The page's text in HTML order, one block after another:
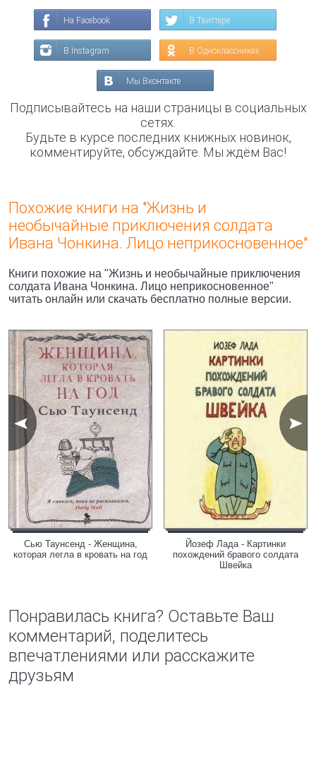
На Facebook В Твиттере
В Instagram В Одноклассниках
Мы Вконтакте
Подписывайтесь на наши страницы в социальных
сетях.
Будьте в курсе последних книжных новинок,
комментируйте, обсуждайте. Мы ждём Вас!
Похожие книги на "Жизнь и
необычайные приключения солдата
Ивана Чонкина. Лицо неприкосновенное"
Книги похожие на "Жизнь и необычайные приключения
солдата Ивана Чонкина. Лицо неприкосновенное"
читать онлайн или скачать бесплатно полные версии.
Сью Таунсенд - Женщина,
которая легла в кровать на год
Йозеф Лада - Картинки
похождений бравого солдата
Швейка
Понравилась книга? Оставьте Ваш
комментарий, поделитесь
впечатлениями или расскажите
друзьям